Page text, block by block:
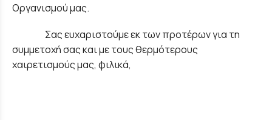
Οργανισμού μας.
Σας ευχαριστούμε εκ των προτέρων για τη
συμμετοχή σας και με τους θερμότερους
χαιρετισμούς μας, φιλικά,